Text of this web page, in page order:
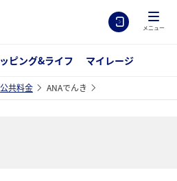
メニュー
ピング&ライフ マイレージ
公共料金 ANAでんき